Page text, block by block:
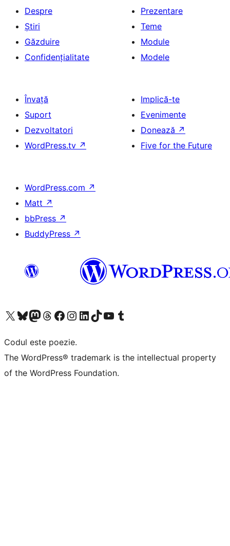
Despre
Știri
Găzduire
Confidențialitate
Prezentare
Teme
Module
Modele
Învață
Suport
Dezvoltatori
WordPress.tv ↗
Implică-te
Evenimente
Donează ↗
Five for the Future
WordPress.com ↗
Matt ↗
bbPress ↗
BuddyPress ↗
Mergi la contul nostru X (fost Twitter)
Vizitează contul nostru Bluesky
Vizitează contul nostru Mastodon
Vizitează contul nostru Threads
Vizitează pagina noastră Facebook
Vizitează-ne pe Instagram
Vizitează-ne pe LinkedIn
Vizitează contul nostru TikTok
Vizitează canalul nostru YouTube
Vizitează contul nostru Tumblr
Codul este poezie.
The WordPress® trademark is the intellectual property
of the WordPress Foundation.